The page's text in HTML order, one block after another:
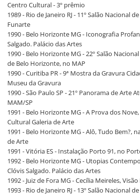
Centro Cultural - 3º prêmio
1989 - Rio de Janeiro RJ - 11º Salão Nacional
Funarte
1990 - Belo Horizonte MG - Iconografia
Salgado. Palácio das Artes
1990 - Belo Horizonte MG - 22º Salão
de Belo Horizonte, no MAP
1990 - Curitiba PR - 9ª Mostra da Gravura
Museu da Gravura
1990 - São Paulo SP - 21º Panorama de Arte
MAM/SP
1991 - Belo Horizonte MG - A Prova dos
Cultural Galeria de Arte
1991 - Belo Horizonte MG - Alô, Tudo Bem?,
de Arte
1991 - Vitória ES - Instalação Porto 91, no
1992 - Belo Horizonte MG - Utopias
Clóvis Salgado. Palácio das Artes
1992 - Juiz de Fora MG - Cecília Meireles,
1993 - Rio de Janeiro RJ - 13º Salão Nacional